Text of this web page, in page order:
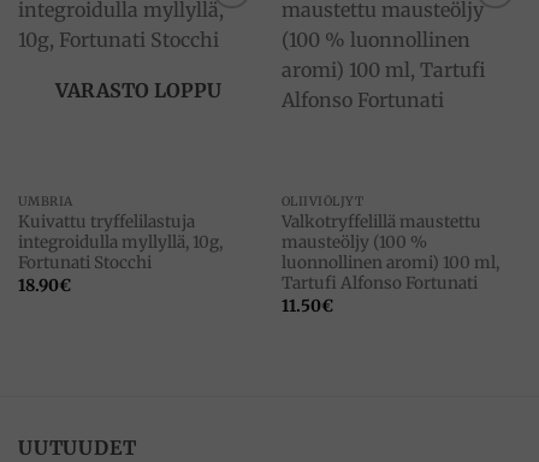
Add to
wishlist
VARASTO LOPPU
UMBRIA
Kuivattu tryffelilastuja
integroidulla myllyllä, 10g,
Fortunati Stocchi
18.90€
Add to
wishlist
OLIIVIÖLJYT
Valkotryffelillä maustettu
mausteöljy (100 %
luonnollinen aromi) 100 ml,
Tartufi Alfonso Fortunati
11.50€
UUTUUDET